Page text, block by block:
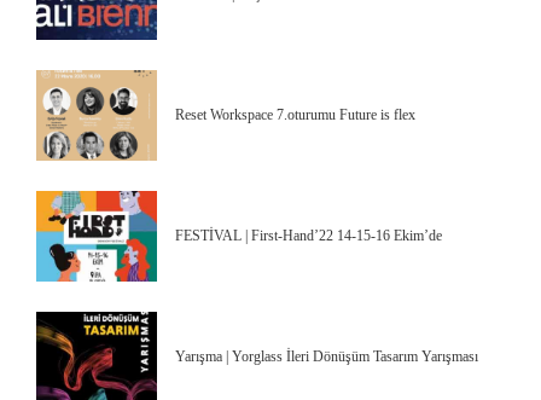
Reset Workspace 7.oturumu Future is flex
FESTİVAL | First-Hand’22 14-15-16 Ekim’de
Yarışma | Yorglass İleri Dönüşüm Tasarım Yarışması